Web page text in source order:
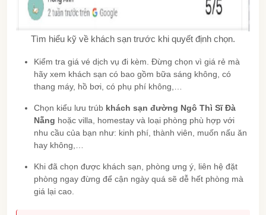
Tìm hiểu kỹ về khách sạn trước khi quyết định chọn.
Kiểm tra giá vé dịch vụ đi kèm. Đừng chọn vì giá rẻ mà
hãy xem khách sạn có bao gồm bữa sáng không, có
thang máy, hồ bơi, có phụ phí không,…
Chọn kiểu lưu trúb khách sạn đường Ngô Thì Sĩ Đà
Nẵng hoặc villa, homestay và loại phòng phù hợp với
nhu cầu của bạn như: kinh phí, thành viên, muốn nấu ăn
hay không,…
Khi đã chọn được khách sạn, phòng ưng ý, liên hệ đặt
phòng ngay đừng để cận ngày quá sẽ dễ hết phòng mà
giá lại cao.